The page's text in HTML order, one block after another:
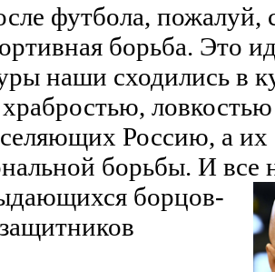
футбола,
борьба. Это
наши сходились в
Россию, а их
борьбы. И все
борцов-